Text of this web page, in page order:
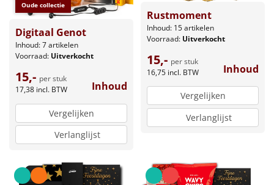
Oude collectie
Digitaal Genot
Inhoud: 7 artikelen
Voorraad: Uitverkocht
15,- per stuk
17,38 incl. BTW Inhoud
Vergelijken
Verlanglijst
Rustmoment
Inhoud: 15 artikelen
Voorraad: Uitverkocht
15,- per stuk
16,75 incl. BTW Inhoud
Vergelijken
Verlanglijst